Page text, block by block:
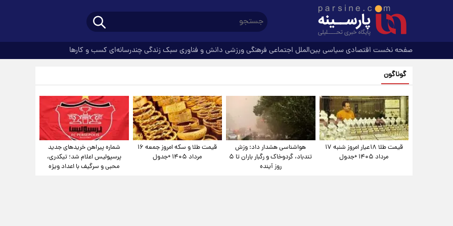
صفحه نخست اقتصادی سیاسی بین‌الملل اجتماعی فرهنگیورزشی دانش و فناوری سبک زندگیچندرسانه‌ای کسب و کارها
گوناگون
قیمت طلا ۱۸عیار امروز شنبه ۱۷
مرداد ۱۴۰۵ +جدول
هواشناسی هشدار داد: وزش
تندباد، گردوخاک و رگبار باران تا ۵
روز آینده
قیمت طلا و سکه امروز جمعه ۱۶
مرداد ۱۴۰۵ +جدول
شماره پیراهن خریدهای جدید
پرسپولیس اعلام شد؛ تیکدری،
محبی و سرگیف با اعداد ویژه